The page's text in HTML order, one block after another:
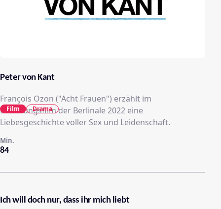
Peter von Kant
François Ozon ("Acht Frauen") erzählt im
Eröffnungsfilm der Berlinale 2022 eine
Liebesgeschichte voller Sex und Leidenschaft.
84
Min.
Film Drama
Ich will doch nur, dass ihr mich liebt